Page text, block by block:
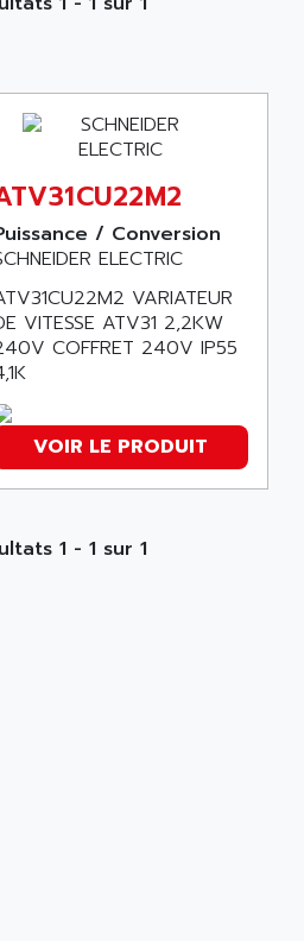
/ Conversion
ELECTRIC
VARIATEUR
VITESSE ATV31 2,2KW
COFFRET 240V IP55
VOIR LE PRODUIT
1 - 1 sur 1